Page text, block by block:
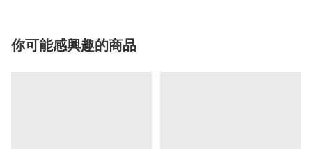
你可能感興趣的商品